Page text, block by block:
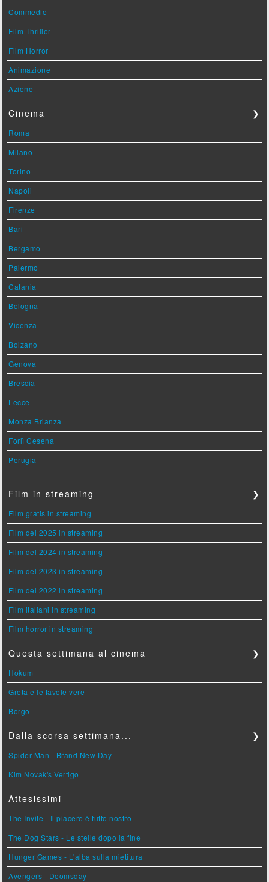
Commedie
Film Thriller
Film Horror
Animazione
Azione
Cinema ❯
Roma
Milano
Torino
Napoli
Firenze
Bari
Bergamo
Palermo
Catania
Bologna
Vicenza
Bolzano
Genova
Brescia
Lecce
Monza Brianza
Forlì Cesena
Perugia
Film in streaming ❯
Film gratis in streaming
Film del 2025 in streaming
Film del 2024 in streaming
Film del 2023 in streaming
Film del 2022 in streaming
Film italiani in streaming
Film horror in streaming
Questa settimana al cinema ❯
Hokum
Greta e le favole vere
Borgo
Dalla scorsa settimana... ❯
Spider-Man - Brand New Day
Kim Novak's Vertigo
Attesissimi
The Invite - Il piacere è tutto nostro
The Dog Stars - Le stelle dopo la fine
Hunger Games - L'alba sulla mietitura
Avengers - Doomsday